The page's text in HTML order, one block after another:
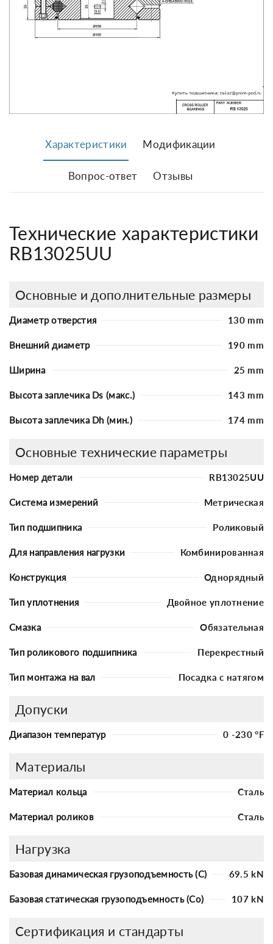
Характеристики Модификации
Вопрос-ответ Отзывы
Технические характеристики
RB13025UU
Основные и дополнительные размеры
Диаметр отверстия 130 mm
Внешний диаметр 190 mm
Ширина 25 mm
Высота заплечика Ds (макс.) 143 mm
Высота заплечика Dh (мин.) 174 mm
Основные технические параметры
Номер детали RB13025UU
Система измерений Метрическая
Тип подшипника Роликовый
Для направления нагрузки Комбинированная
Конструкция Однорядный
Тип уплотнения Двойное уплотнение
Смазка Обязательная
Тип роликового подшипника Перекрестный
Тип монтажа на вал Посадка с натягом
Допуски
Диапазон температур 0 -230 °F
Материалы
Материал кольца Сталь
Материал роликов Сталь
Нагрузка
Базовая динамическая грузоподъемность (C) 69.5 kN
Базовая статическая грузоподъемность (Co) 107 kN
Сертификация и стандарты